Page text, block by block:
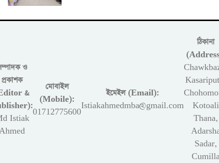
ও
প্রকাশক
&
Istiak
মোবাইল
(Mobile):
01712775600
ইমেইল (Email):
Istiakahmedmba@gmail.com
ঠিকানা
Kotoali
Thana,
Sadar,